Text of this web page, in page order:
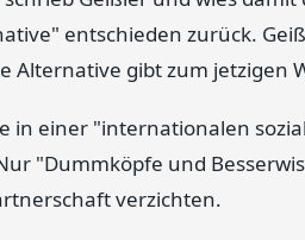
entschieden zurück.
Alternative gibt zum jetzigen
in einer "internationalen
"Dummköpfe und
verzichten.